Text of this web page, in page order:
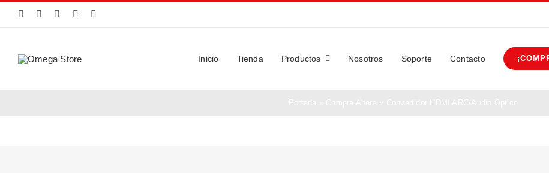
Inicio Tienda Productos Nosotros Soporte Contacto